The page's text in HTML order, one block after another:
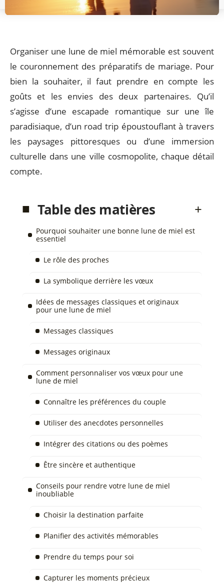
Organiser une lune de miel mémorable est souvent
le couronnement des préparatifs de mariage. Pour
bien la souhaiter, il faut prendre en compte les
goûts et les envies des deux partenaires. Qu’il
s’agisse d’une escapade romantique sur une île
paradisiaque, d’un road trip époustouflant à travers
les paysages pittoresques ou d’une immersion
culturelle dans une ville cosmopolite, chaque détail
compte.
Table des matières
Pourquoi souhaiter une bonne lune de miel est
essentiel
Le rôle des proches
La symbolique derrière les vœux
Idées de messages classiques et originaux
pour une lune de miel
Messages classiques
Messages originaux
Comment personnaliser vos vœux pour une
lune de miel
Connaître les préférences du couple
Utiliser des anecdotes personnelles
Intégrer des citations ou des poèmes
Être sincère et authentique
Conseils pour rendre votre lune de miel
inoubliable
Choisir la destination parfaite
Planifier des activités mémorables
Prendre du temps pour soi
Capturer les moments précieux